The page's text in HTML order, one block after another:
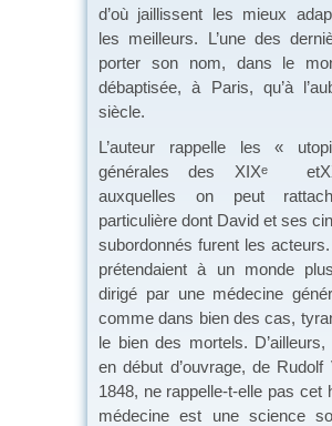
d’où jaillissent les mieux
les meilleurs. L’une des
porter son nom, dans le
débaptisée, à Paris, qu’à
siècle.
L’auteur rappelle les «
générales des XIXe
auxquelles on peut
particulière dont David et ses
subordonnés furent les
prétendaient à un monde
dirigé par une médecine
comme dans bien des cas,
le bien des mortels.
en début d’ouvrage, de Rudolf
1848, ne rappelle-t-elle pas cet
médecine est une science